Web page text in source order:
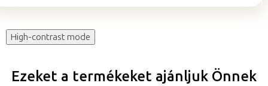
High-contrast mode
Ezeket a termékeket ajánljuk Önnek